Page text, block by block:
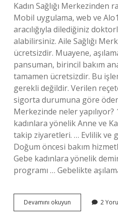
Kadın Sağlığı Merkezinden
Mobil uygulama, web ve
aracılığıyla dilediğiniz
alabilirsiniz. Aile Sağlığı
ücretsizdir. Muayene,
pansuman, birincil bakım
tamamen ücretsizdir. Bu
gerekli değildir. Verilen
sigorta durumuna göre
Merkezinde neler yapılıyor?
kadınlara yönelik Anne ve
takip ziyaretleri. … Evlilik ve
Doğum öncesi bakım
Gebe kadınlara yönelik
programı … Gebelikte
Devamını okuyun
Sağlığı
2